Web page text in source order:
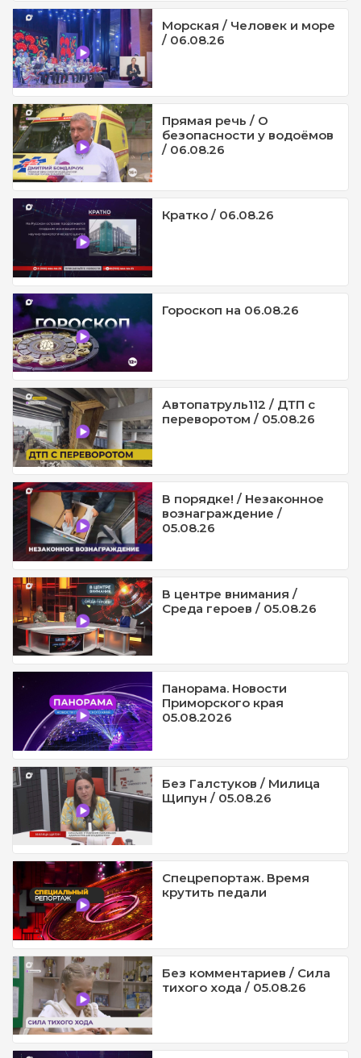
Морская / Человек и море
/ 06.08.26
Прямая речь / О
безопасности у водоёмов
/ 06.08.26
Кратко / 06.08.26
Гороскоп на 06.08.26
Автопатруль112 / ДТП с
переворотом / 05.08.26
В порядке! / Незаконное
вознаграждение /
05.08.26
В центре внимания /
Среда героев / 05.08.26
Панорама. Новости
Приморского края
05.08.2026
Без Галстуков / Милица
Щипун / 05.08.26
Спецрепортаж. Время
крутить педали
Без комментариев / Сила
тихого хода / 05.08.26